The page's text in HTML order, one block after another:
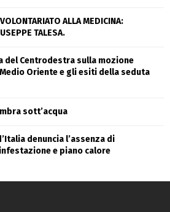
ALLA MEDICINA:
TALESA.
del Centrodestra sulla mozione
Oriente e gli esiti della seduta
sott’acqua
denuncia l’assenza di
e piano calore